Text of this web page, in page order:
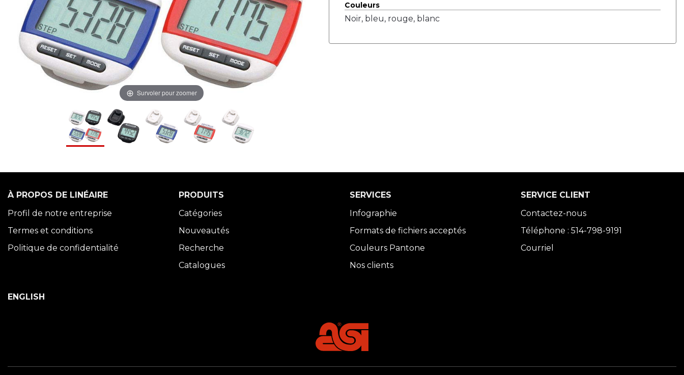
Survoler pour zoomer
Couleurs
Noir, bleu, rouge, blanc
À PROPOS DE LINÉAIRE
Profil de notre entreprise
Termes et conditions
Politique de confidentialité
PRODUITS
Catégories
Nouveautés
Recherche
Catalogues
SERVICES
Infographie
Formats de fichiers acceptés
Couleurs Pantone
Nos clients
SERVICE CLIENT
Contactez-nous
Téléphone : 514-798-9191
Courriel
ENGLISH